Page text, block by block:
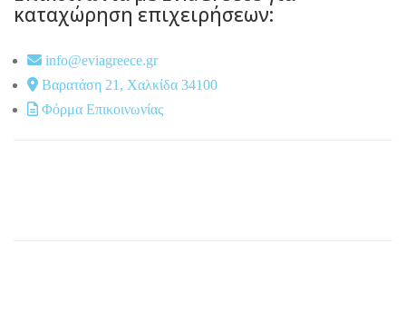
καταχώρηση επιχειρήσεων:
info@eviagreece.gr
Βαρατάση 21, Χαλκίδα 34100
Φόρμα Επικοινωνίας